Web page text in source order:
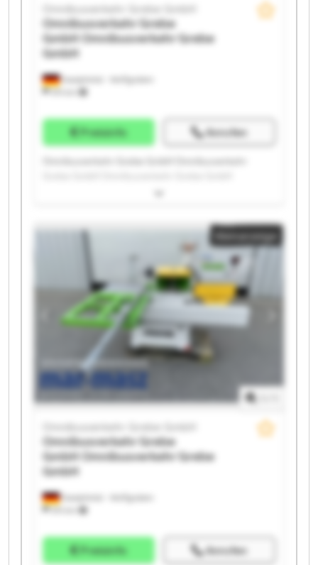
Dautphetal - Wolfgruben
574 km
Omnibusverkehr Grebe GmbH
Omnibusverkehr Grebe
GmbH Omnibusverkehr Grebe
GmbH
Preisinfo Anrufen
Omnibusverkehr Grebe GmbH Omnibusverkehr
Omnibusverkehr Grebe GmbH Omnibusverkehr
Grebe GmbH Omnibusverkehr Grebe GmbH
Omnibusverkehr Grebe GmbH Omnibusverkehr
Grebe GmbH Omnibusverkehr Grebe GmbH
Omnibusverkehr Grebe GmbH Omnibusverkehr
Grebe GmbH Omnibusverkehr Grebe GmbH
Omnibusverkehr Grebe GmbH Omnibusverkehr
Grebe GmbH Omnibusverkehr Grebe GmbH
Omnibusverkehr Grebe GmbH Omnibusverkehr
Grebe GmbH
Kleinanzeige
Dautphetal - Wolfgruben
574 km
Omnibusverkehr Grebe GmbH
Omnibusverkehr Grebe
GmbH Omnibusverkehr Grebe
GmbH
Preisinfo Anrufen